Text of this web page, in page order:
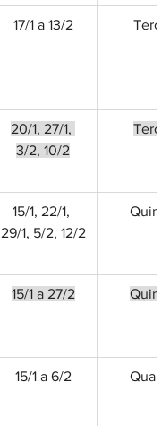
17/1 a 13/2 Terça
20/1, 27/1,
3/2, 10/2
Terça
15/1, 22/1,
29/1, 5/2, 12/2
15/1 a 27/2
15/1 a 6/2